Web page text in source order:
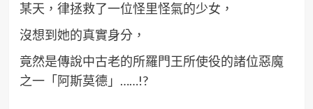
某天，律拯救了一位怪里怪氣的少女，
沒想到她的真實身分，
竟然是傳說中古老的所羅門王所使役的諸位惡魔
之一「阿斯莫德」……!?